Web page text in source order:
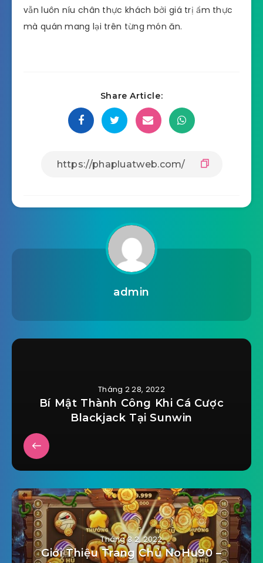
vẫn luôn níu chân thực khách bởi giá trị ẩm thực
mà quán mang lại trên từng món ăn.
Share Article:
admin
Tháng 2 28, 2022
Bí Mật Thành Công Khi Cá Cược
Blackjack Tại Sunwin
Tháng 3 2, 2022
Giới Thiệu Trang Chủ NoHu90 –